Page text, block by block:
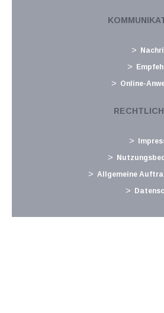
drucken
Drittländern (z.B. Schweiz,
betroffen sind, sollten daher
empfehlen drucken
Online-
Allgemeine